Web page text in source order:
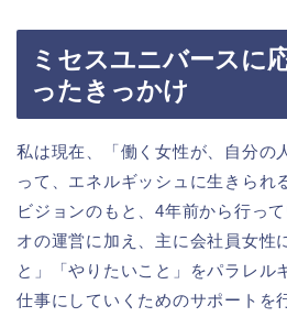
ミセスユニバースに
ったきっかけ
私は現在、「働く女性が、自分の
って、エネルギッシュに生きられ
ビジョンのもと、4年前から行っ
オの運営に加え、主に会社員女性
と」「やりたいこと」をパラレル
仕事にしていくためのサポートを